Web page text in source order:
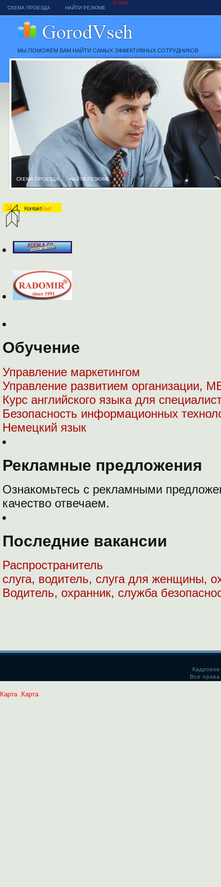
СХЕМА ПРОЕЗДА
О НАС
НАЙТИ РЕЗЮМЕ
МЫ ПОМОЖЕМ ВАМ НАЙТИ САМЫХ ЭФФЕКТИВНЫХ СОТРУДНИКОВ
СХЕМА ПРОЕЗДА
О НАС
НАЙТИ РЕЗЮМЕ
Обучение
Управление маркетингом
Управление развитием организации,
Курс английского языка для
Безопасность информационных
Немецкий язык
Рекламные предложения
Ознакомьтесь с рекламными
качество отвечаем.
Последние вакансии
Распространитель
слуга, водитель, слуга для женщины,
Водитель, охранник, служба
Все
Карта . Карта